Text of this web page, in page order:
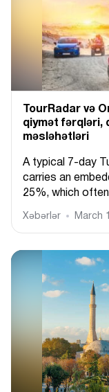
TourRadar və
qiymət fərqləri,
məsləhətləri
A typical 7-day
carries an
25%, which
Xəbərlər March